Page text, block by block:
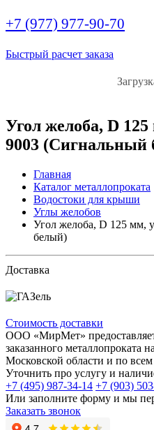
+7 (977) 977-90-70
Быстрый расчет заказа
Угол желоба, D
9003 (Сигнальный
Главная
Каталог металлопроката
Водостоки для крыши
Углы желобов
Угол желоба, D 125 мм,
белый)
Доставка
Стоимость доставки
ООО «МирМет»
заказанного металлопроката
Московской области и по
Уточнить про услугу и
+7 (495) 987-34-14 +7 (903)
Или заполните форму и мы
Заказать звонок